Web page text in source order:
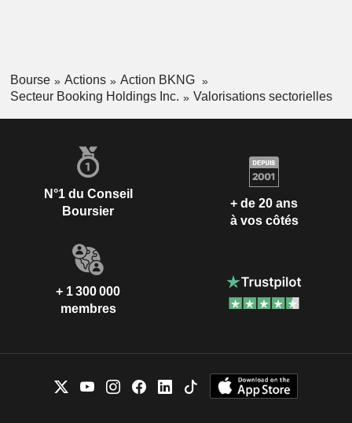
Bourse Actions
Action BKNG
Secteur Booking Holdings Inc.
Valorisations sectorielles
N°1 du Conseil
Boursier
+ de 20 ans
à vos côtés
+ 1 300 000
membres